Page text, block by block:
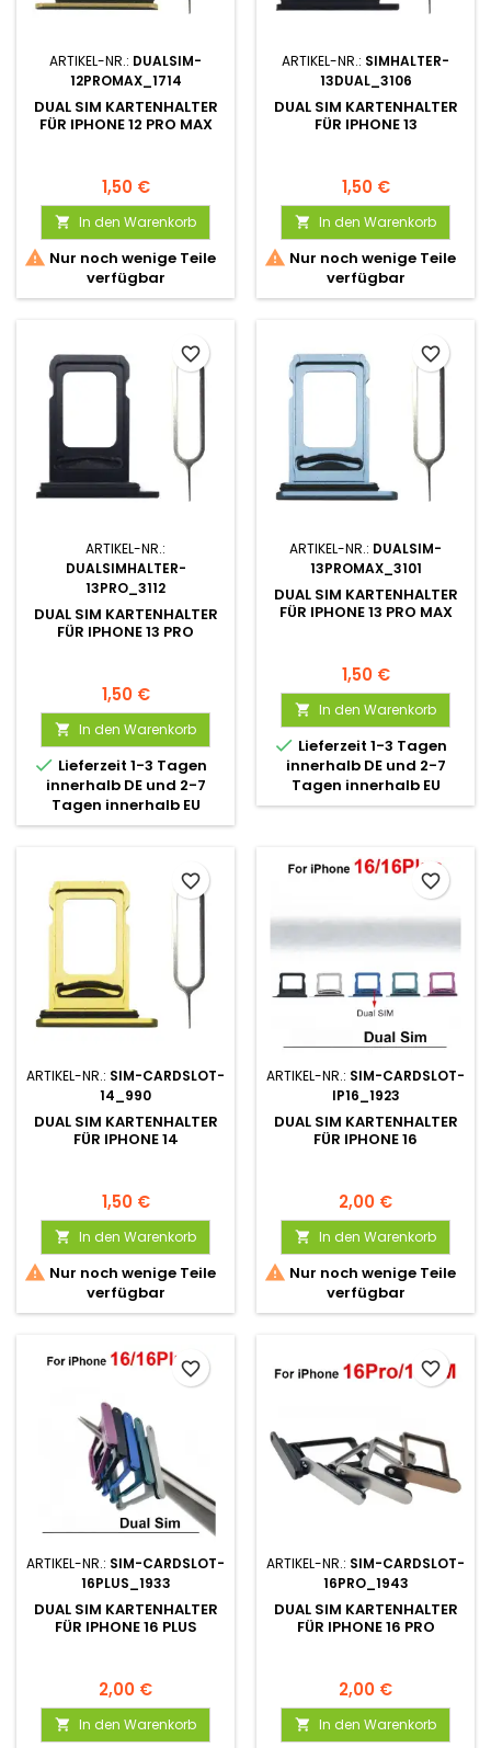
ARTIKEL-NR.: DUALSIM-
12PROMAX_1714
DUAL SIM KARTENHALTER
FÜR IPHONE 12 PRO MAX
1,50 €
 In den Warenkorb
 Nur noch wenige Teile
verfügbar
ARTIKEL-NR.: SIMHALTER-
13DUAL_3106
DUAL SIM KARTENHALTER
FÜR IPHONE 13
1,50 €
 In den Warenkorb
 Nur noch wenige Teile
verfügbar
ARTIKEL-NR.:
DUALSIMHALTER-
13PRO_3112
DUAL SIM KARTENHALTER
FÜR IPHONE 13 PRO
1,50 €
 In den Warenkorb
 Lieferzeit 1-3 Tagen
innerhalb DE und 2-7
Tagen innerhalb EU
favorite_border
ARTIKEL-NR.: DUALSIM-
13PROMAX_3101
DUAL SIM KARTENHALTER
FÜR IPHONE 13 PRO MAX
1,50 €
 In den Warenkorb
 Lieferzeit 1-3 Tagen
innerhalb DE und 2-7
Tagen innerhalb EU
favorite_border
ARTIKEL-NR.: SIM-CARDSLOT-
14_990
DUAL SIM KARTENHALTER
FÜR IPHONE 14
1,50 €
 In den Warenkorb
 Nur noch wenige Teile
verfügbar
favorite_border
ARTIKEL-NR.: SIM-CARDSLOT-
IP16_1923
DUAL SIM KARTENHALTER
FÜR IPHONE 16
2,00 €
 In den Warenkorb
 Nur noch wenige Teile
verfügbar
favorite_border
ARTIKEL-NR.: SIM-CARDSLOT-
16PLUS_1933
DUAL SIM KARTENHALTER
FÜR IPHONE 16 PLUS
2,00 €
 In den Warenkorb
favorite_border
ARTIKEL-NR.: SIM-CARDSLOT-
16PRO_1943
DUAL SIM KARTENHALTER
FÜR IPHONE 16 PRO
2,00 €
 In den Warenkorb
favorite_border